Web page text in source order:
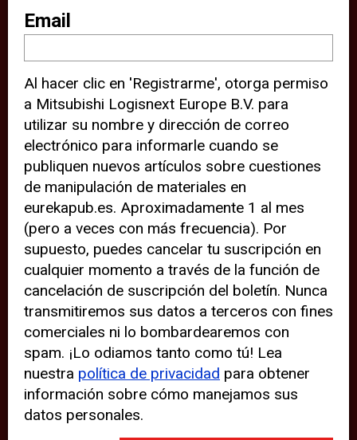
sitio web (por ejemplo, ofreciéndole
información de ubicación). Estas
terceras partes también definen
cookies en su dispositivo y pueden
rastrear su comportamiento en
internet. Al hacer clic en “Aceptar”,
significa que está de acuerdo con el
uso de cookies analíticas y de
terceros para tener una experiencia
óptima en nuestro sitio web. Si
elige “Declinar” el uso de cookies
analíticas y de terceros, evitará que
terceras partes rastreen su
comportamiento en nuestro sitio
web, aunque pueden aparecer
problemas técnicos con el sitio
web. Para obtener más
Email
Al hacer clic en 'Registrarme', otorga permiso
a Mitsubishi Logisnext Europe B.V. para
utilizar su nombre y dirección de correo
electrónico para informarle cuando se
publiquen nuevos artículos sobre cuestiones
de manipulación de materiales en
eurekapub.es. Aproximadamente 1 al mes
(pero a veces con más frecuencia). Por
supuesto, puedes cancelar tu suscripción en
cualquier momento a través de la función de
cancelación de suscripción del boletín. Nunca
transmitiremos sus datos a terceros con fines
comerciales ni lo bombardearemos con
spam. ¡Lo odiamos tanto como tú! Lea
nuestra política de privacidad para obtener
información sobre cómo manejamos sus
datos personales.